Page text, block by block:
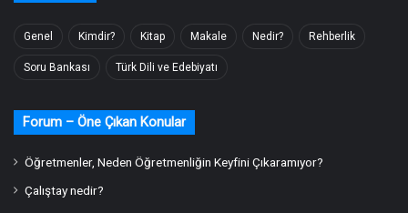
Genel Kimdir? Kitap Makale Nedir? Rehberlik
Soru Bankası Türk Dili ve Edebiyatı
Forum – Öne Çıkan Konular
Öğretmenler, Neden Öğretmenliğin Keyfini Çıkaramıyor?
Çalıştay nedir?